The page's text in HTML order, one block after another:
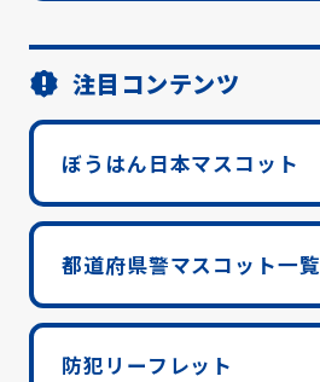
注目コンテンツ
ぼうはん日本マスコット
都道府県警マスコット一覧
防犯リーフレット